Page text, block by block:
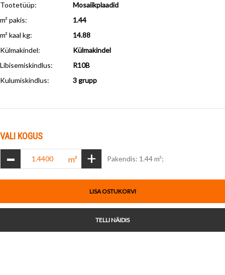
Tootetüüp:
Mosaiikplaadid
m² pakis:
1.44
m² kaal kg:
14.88
Külmakindel:
Külmakindel
Libisemiskindlus:
R10B
Kulumiskindlus: 3 grupp
VALI KOGUS
- m² + Pakendis: 1.44 m²;
LISA OSTUKORVI
TELLI NÄIDIS